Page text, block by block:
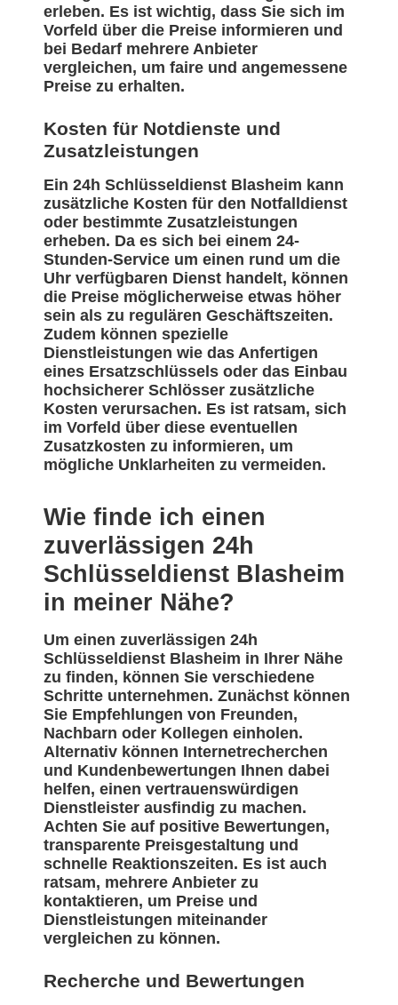
erleben. Es ist wichtig, dass Sie sich im
Vorfeld über die Preise informieren und
bei Bedarf mehrere Anbieter
vergleichen, um faire und angemessene
Preise zu erhalten.
Kosten für Notdienste und
Zusatzleistungen
Ein 24h Schlüsseldienst Blasheim kann
zusätzliche Kosten für den Notfalldienst
oder bestimmte Zusatzleistungen
erheben. Da es sich bei einem 24-
Stunden-Service um einen rund um die
Uhr verfügbaren Dienst handelt, können
die Preise möglicherweise etwas höher
sein als zu regulären Geschäftszeiten.
Zudem können spezielle
Dienstleistungen wie das Anfertigen
eines Ersatzschlüssels oder das Einbau
hochsicherer Schlösser zusätzliche
Kosten verursachen. Es ist ratsam, sich
im Vorfeld über diese eventuellen
Zusatzkosten zu informieren, um
mögliche Unklarheiten zu vermeiden.
Wie finde ich einen
zuverlässigen 24h
Schlüsseldienst Blasheim
in meiner Nähe?
Um einen zuverlässigen 24h
Schlüsseldienst Blasheim in Ihrer Nähe
zu finden, können Sie verschiedene
Schritte unternehmen. Zunächst können
Sie Empfehlungen von Freunden,
Nachbarn oder Kollegen einholen.
Alternativ können Internetrecherchen
und Kundenbewertungen Ihnen dabei
helfen, einen vertrauenswürdigen
Dienstleister ausfindig zu machen.
Achten Sie auf positive Bewertungen,
transparente Preisgestaltung und
schnelle Reaktionszeiten. Es ist auch
ratsam, mehrere Anbieter zu
kontaktieren, um Preise und
Dienstleistungen miteinander
vergleichen zu können.
Recherche und Bewertungen